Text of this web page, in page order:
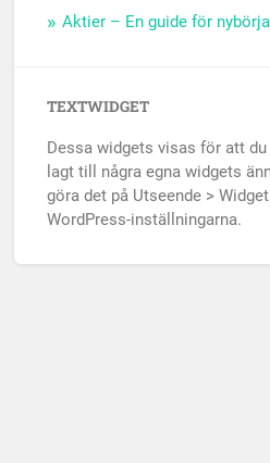
Aktier – En guide för
TEXTWIDGET
Dessa widgets visas för att
lagt till några egna widgets
göra det på Utseende >
WordPress-inställningarna.